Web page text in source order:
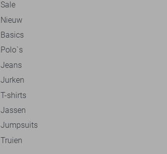
Sale
Nieuw
Basics
Polo`s
Jeans
Jurken
T-shirts
Jassen
Jumpsuits
Truien